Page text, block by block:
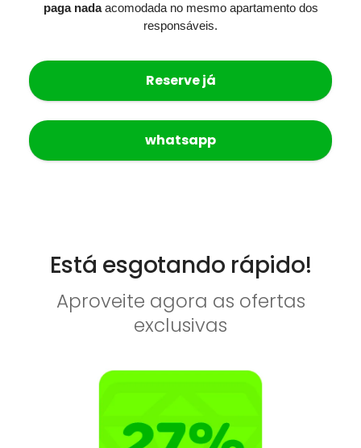
paga nadaacomodada no mesmo apartamento dos
responsáveis.
Reserve já
whatsapp
Está esgotando rápido!
Aproveite agora as ofertas
exclusivas